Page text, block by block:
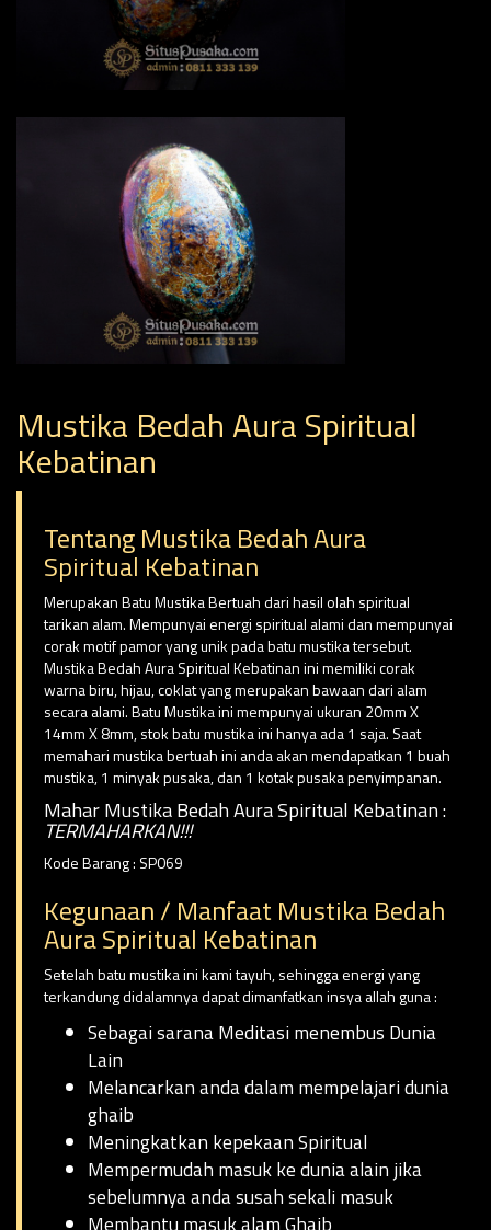
Mustika Bedah Aura Spiritual
Kebatinan
Tentang Mustika Bedah Aura
Spiritual Kebatinan
Merupakan Batu Mustika Bertuah dari hasil olah spiritual
tarikan alam. Mempunyai energi spiritual alami dan mempunyai
corak motif pamor yang unik pada batu mustika tersebut.
Mustika Bedah Aura Spiritual Kebatinan ini memiliki corak
warna biru, hijau, coklat yang merupakan bawaan dari alam
secara alami. Batu Mustika ini mempunyai ukuran 20mm X
14mm X 8mm, stok batu mustika ini hanya ada 1 saja. Saat
memahari mustika bertuah ini anda akan mendapatkan 1 buah
mustika, 1 minyak pusaka, dan 1 kotak pusaka penyimpanan.
Mahar Mustika Bedah Aura Spiritual Kebatinan :
TERMAHARKAN!!!
Kode Barang : SP069
Kegunaan / Manfaat Mustika Bedah
Aura Spiritual Kebatinan
Setelah batu mustika ini kami tayuh, sehingga energi yang
terkandung didalamnya dapat dimanfatkan insya allah guna :
Sebagai sarana Meditasi menembus Dunia
Lain
Melancarkan anda dalam mempelajari dunia
ghaib
Meningkatkan kepekaan Spiritual
Mempermudah masuk ke dunia alain jika
sebelumnya anda susah sekali masuk